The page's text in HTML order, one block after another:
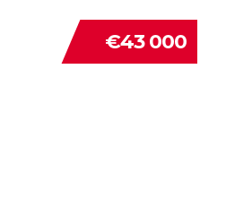
€43 000